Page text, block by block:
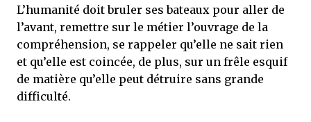
L’humanité doit bruler ses bateaux pour aller de
l’avant, remettre sur le métier l’ouvrage de la
compréhension, se rappeler qu’elle ne sait rien
et qu’elle est coincée, de plus, sur un frêle esquif
de matière qu’elle peut détruire sans grande
difficulté.